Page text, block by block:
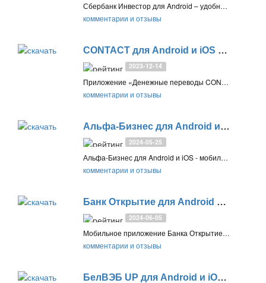
Сбербанк Инвестор для Android – удобное приложение СберИнвестор для управления брокерскими счетами, торговли акциями, облигациями, ETF, анализа рынка и обмена валюты. Включает поддержку, FAQ и демо-режим
комментарии и отзывы
CONTACT для Android и iOS 1.22.0
2023-12-14
Приложение «Денежные переводы CONTACT» для Android и iOS предоставляет пользователям возможность быстро и безопасно отправлять денежные переводы с мобильного устройства
комментарии и отзывы
Альфа-Бизнес для Android и iOS
2024-05-25
Альфа-Бизнес для Android и iOS - мобильное приложение для смартфонов и планшетов, позволяющее управлять финансами, счетами и картами, бухгалтерией, а также отправлять платежи и переводы с мобильного устройства
комментарии и отзывы
Банк Открытие для Android и iOS
2024-06-05
Мобильное приложение Банка Открытие для Android позволяет управлять вашими финансами, картами и счетами, оплачивать товары и услуги, а также совершать различные денежные операции
комментарии и отзывы
БелВЭБ UP для Android и iOS